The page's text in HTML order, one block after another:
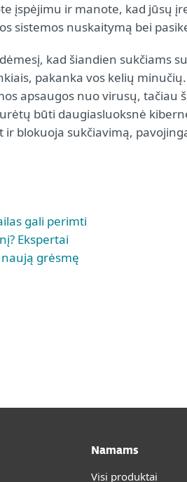
įspėjimu ir manote, kad jūsų
sistemos nuskaitymą bei
kad šiandien sukčiams
pakanka vos kelių
apsaugos nuo virusų, tačiau
būti daugiasluoksnė
ir blokuoja sukčiavimą,
gali perimti
Ekspertai
grėsmę
Namams
Visi produktai